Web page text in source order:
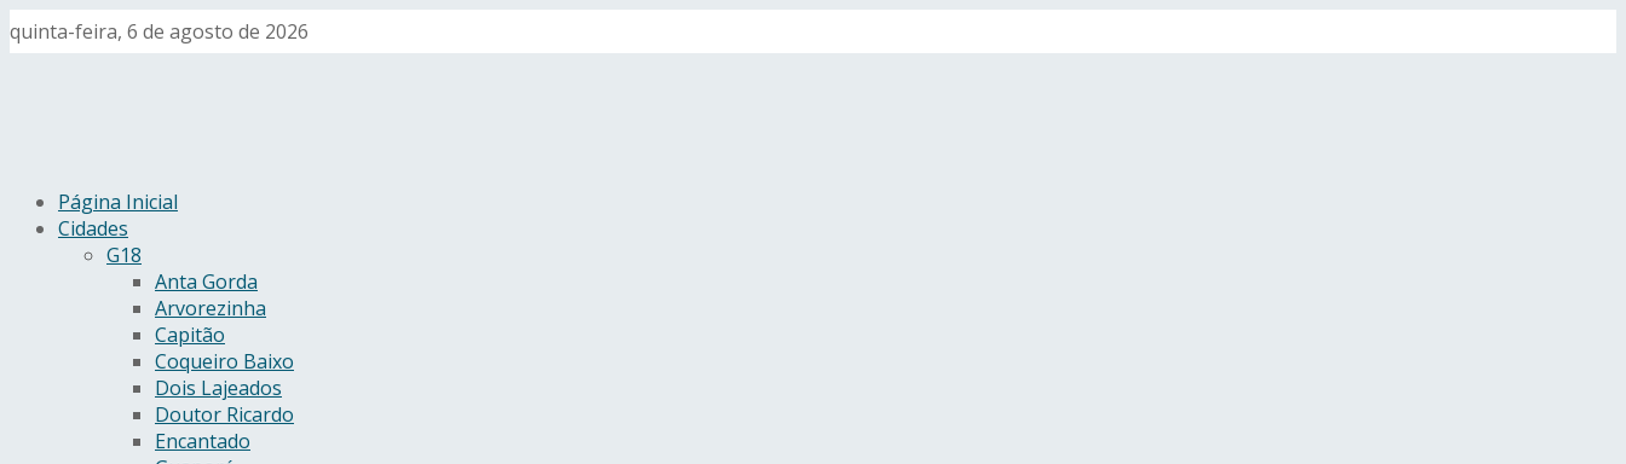
quinta-feira, 6 de agosto de 2026
Página Inicial
Cidades
G18
Anta Gorda
Arvorezinha
Capitão
Coqueiro Baixo
Dois Lajeados
Doutor Ricardo
Encantado